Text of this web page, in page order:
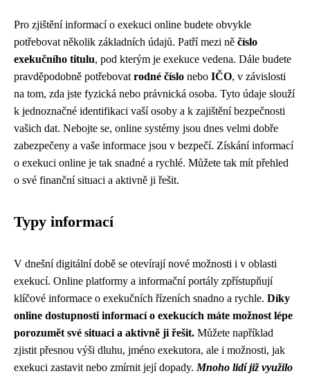
Pro zjištění informací o exekuci online budete obvykle
potřebovat několik základních údajů. Patří mezi ně číslo
exekučního titulu, pod kterým je exekuce vedena. Dále budete
pravděpodobně potřebovat rodné číslo nebo IČO, v závislosti
na tom, zda jste fyzická nebo právnická osoba. Tyto údaje slouží
k jednoznačné identifikaci vaší osoby a k zajištění bezpečnosti
vašich dat. Nebojte se, online systémy jsou dnes velmi dobře
zabezpečeny a vaše informace jsou v bezpečí. Získání informací
o exekuci online je tak snadné a rychlé. Můžete tak mít přehled
o své finanční situaci a aktivně ji řešit.
Typy informací
V dnešní digitální době se otevírají nové možnosti i v oblasti
exekucí. Online platformy a informační portály zpřístupňují
klíčové informace o exekučních řízeních snadno a rychle. Díky
online dostupnosti informací o exekucích máte možnost lépe
porozumět své situaci a aktivně ji řešit. Můžete například
zjistit přesnou výši dluhu, jméno exekutora, ale i možnosti, jak
exekuci zastavit nebo zmírnit její dopady. Mnoho lidí již využilo